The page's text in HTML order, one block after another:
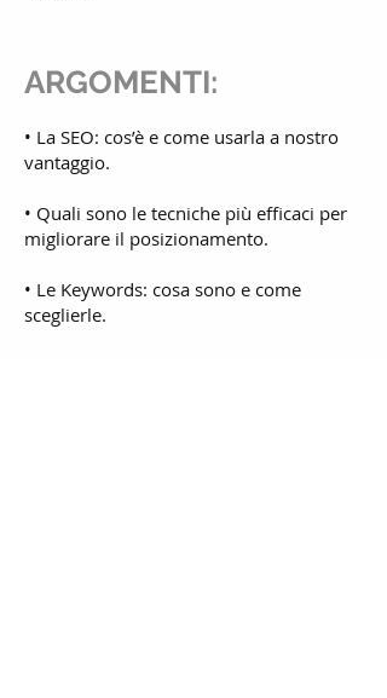
ARGOMENTI:
• La SEO: cos’è e come usarla a nostro
vantaggio.
• Quali sono le tecniche più efficaci per
migliorare il posizionamento.
• Le Keywords: cosa sono e come
sceglierle.